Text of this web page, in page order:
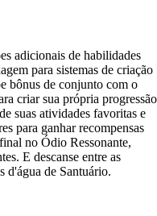
adicionais de habilidades
para sistemas de criação
bônus de conjunto com o
criar sua própria progressão
suas atividades favoritas e
para ganhar recompensas
no Ódio Ressonante,
E descanse entre as
d'água de Santuário.